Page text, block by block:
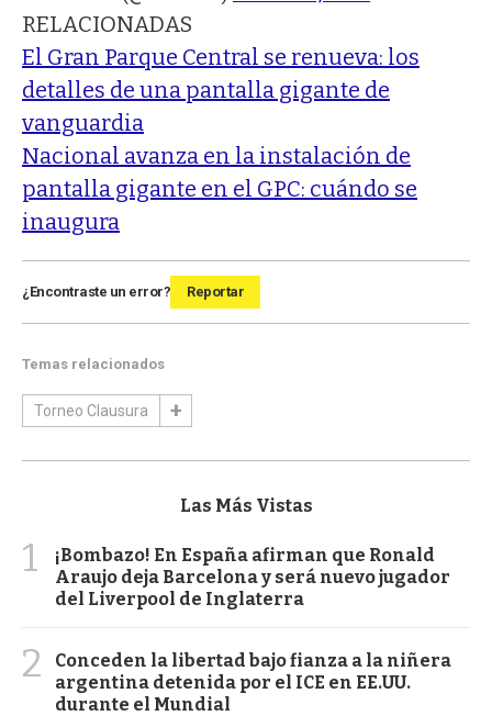
RELACIONADAS
El Gran Parque Central se renueva: los
detalles de una pantalla gigante de
vanguardia
Nacional avanza en la instalación de
pantalla gigante en el GPC: cuándo se
inaugura
¿Encontraste un error? Reportar
Temas relacionados
Torneo Clausura
Las Más Vistas
1
¡Bombazo! En España afirman que Ronald
Araujo deja Barcelona y será nuevo jugador
del Liverpool de Inglaterra
2
Conceden la libertad bajo fianza a la niñera
argentina detenida por el ICE en EE.UU.
durante el Mundial